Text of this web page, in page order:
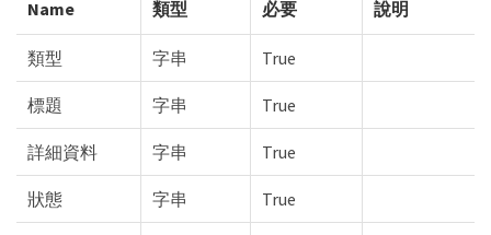
Name 類型 必要 說明
類型 字串 True
標題 字串 True
詳細資料 字串 True
狀態 字串 True